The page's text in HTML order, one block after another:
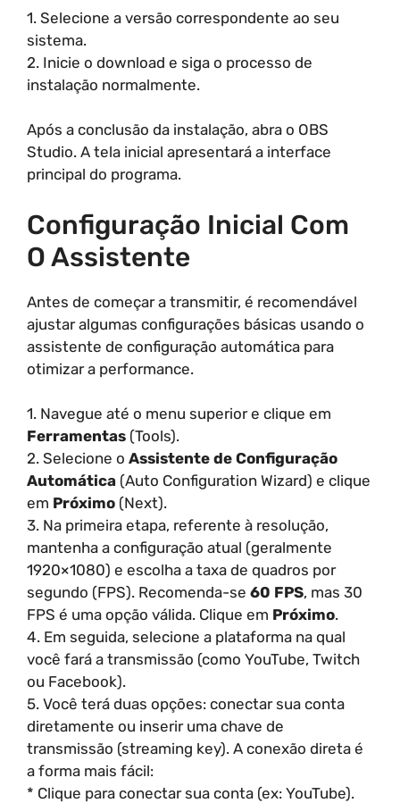
1. Selecione a versão correspondente ao seu
sistema.
2. Inicie o download e siga o processo de
instalação normalmente.
Após a conclusão da instalação, abra o OBS
Studio. A tela inicial apresentará a interface
principal do programa.
Configuração Inicial Com
O Assistente
Antes de começar a transmitir, é recomendável
ajustar algumas configurações básicas usando o
assistente de configuração automática para
otimizar a performance.
1. Navegue até o menu superior e clique em
Ferramentas (Tools).
2. Selecione o Assistente de Configuração
Automática (Auto Configuration Wizard) e clique
em Próximo (Next).
3. Na primeira etapa, referente à resolução,
mantenha a configuração atual (geralmente
1920×1080) e escolha a taxa de quadros por
segundo (FPS). Recomenda-se 60 FPS, mas 30
FPS é uma opção válida. Clique em Próximo.
4. Em seguida, selecione a plataforma na qual
você fará a transmissão (como YouTube, Twitch
ou Facebook).
5. Você terá duas opções: conectar sua conta
diretamente ou inserir uma chave de
transmissão (streaming key). A conexão direta é
a forma mais fácil:
* Clique para conectar sua conta (ex: YouTube).